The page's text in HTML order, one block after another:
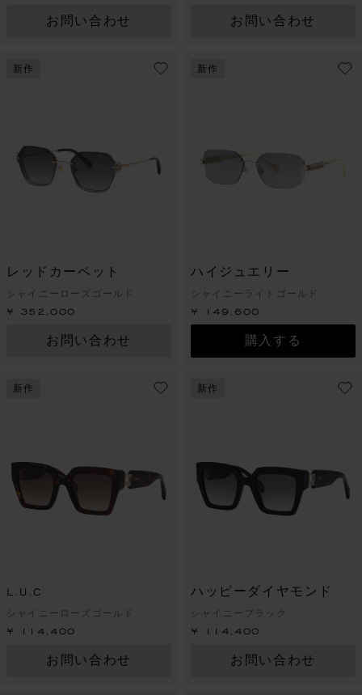
お問い合わせ お問い合わせ
新作
レッドカーペット
シャイニーローズゴールド
¥ 352,000
お問い合わせ
新作
ハイジュエリー
シャイニーライトゴールド
¥ 149,600
購入する
新作
L.U.C
シャイニーローズゴールド
¥ 114,400
お問い合わせ
新作
ハッピーダイヤモンド
シャイニーブラック
¥ 114,400
お問い合わせ